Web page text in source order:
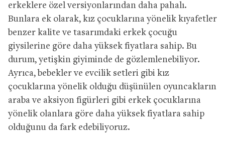
erkeklere özel versiyonlarından daha pahalı.
Bunlara ek olarak, kız çocuklarına yönelik kıyafetler
benzer kalite ve tasarımdaki erkek çocuğu
giysilerine göre daha yüksek fiyatlara sahip. Bu
durum, yetişkin giyiminde de gözlemlenebiliyor.
Ayrıca, bebekler ve evcilik setleri gibi kız
çocuklarına yönelik olduğu düşünülen oyuncakların
araba ve aksiyon figürleri gibi erkek çocuklarına
yönelik olanlara göre daha yüksek fiyatlara sahip
olduğunu da fark edebiliyoruz.